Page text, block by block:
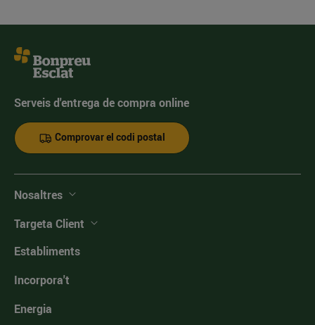
Serveis d'entrega de compra online
Comprovar el codi postal
Nosaltres
Targeta Client
Establiments
Incorpora't
Energia